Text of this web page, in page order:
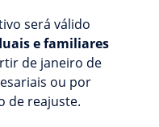
será válido
e familiares
de janeiro de
ou por
de reajuste.